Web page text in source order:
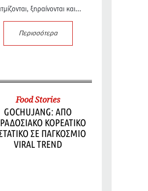
ξηραίνονται και...
Περισσότερα
Food Stories
GOCHUJANG: ΑΠΟ
ΚΟΡΕΑΤΙΚΟ
ΣΕ ΠΑΓΚΟΣΜΙΟ
VIRAL TREND